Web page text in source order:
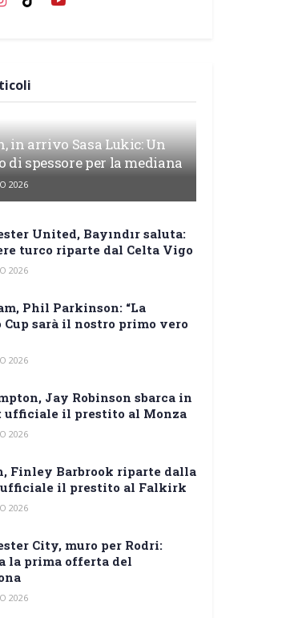
in arrivo Sasa Lukic: Un
di spessore per la mediana
2026
United, Bayındır saluta:
turco riparte dal Celta Vigo
2026
Phil Parkinson: “La
Cup sarà il nostro primo vero
2026
Jay Robinson sbarca in
ufficiale il prestito al Monza
2026
Finley Barbrook riparte dalla
ufficiale il prestito al Falkirk
2026
City, muro per Rodri:
la prima offerta del
2026